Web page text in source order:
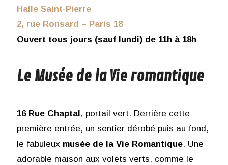
Halle Saint-Pierre
2, rue Ronsard – Paris 18
Ouvert tous jours (sauf lundi) de 11h à 18h
Le Musée de la Vie romantique
16 Rue Chaptal, portail vert. Derrière cette
première entrée, un sentier dérobé puis au fond,
le fabuleux musée de la Vie Romantique. Une
adorable maison aux volets verts, comme le